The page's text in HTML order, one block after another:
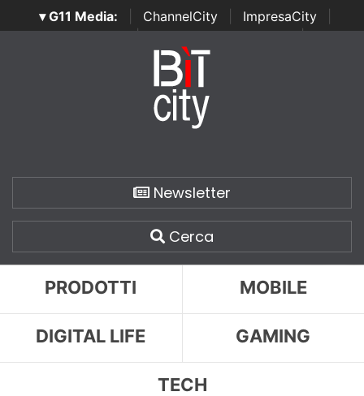
▾ G11 Media: ChannelCity ImpresaCity
SecurityOpenLab | Italian Channel Awards | Italian
Italian Security Awards
Newsletter
Cerca
PRODOTTI MOBILE
DIGITAL LIFE GAMING
TECH